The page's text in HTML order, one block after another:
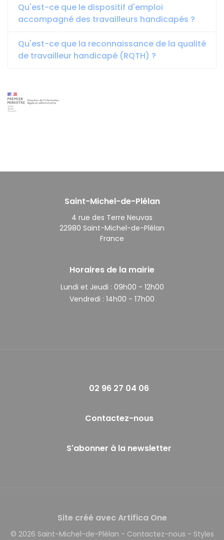
Qu'est-ce que le dispositif d'emploi
accompagné des travailleurs handicapés ?
Qu'est-ce que la reconnaissance de la qualité
de travailleur handicapé (RQTH) ?
Saint-Michel-de-Plélan
4 rue des Terre Neuvas
22980 Saint-Michel-de-Plélan
France
Horaires de la mairie
Lundi et Jeudi : 09h00 - 12h00
Vendredi : 14h00 - 17h00
02 96 27 04 06
Contactez-nous
S'abonner à la newsletter
Site créé avec Artifica One
© 2026 Saint-Michel-de-Plélan - Contactez-nous - Styles